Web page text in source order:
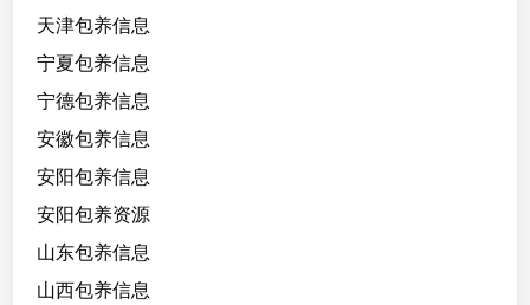
天津包养信息
宁夏包养信息
宁德包养信息
安徽包养信息
安阳包养信息
安阳包养资源
山东包养信息
山西包养信息